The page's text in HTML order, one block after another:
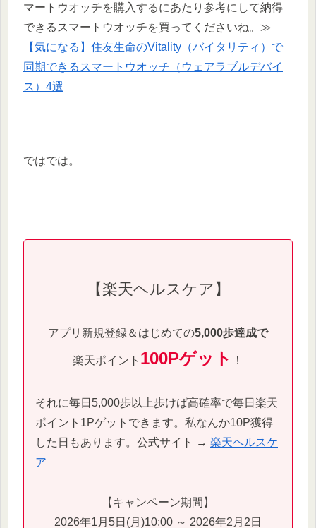
マートウオッチを購入するにあたり参考にして納得
できるスマートウオッチを買ってくださいね。≫
【気になる】住友生命のVitality（バイタリティ）で
同期できるスマートウオッチ（ウェアラブルデバイ
ス）4選
ではでは。
【楽天ヘルスケア】
アプリ新規登録＆はじめての5,000歩達成で
楽天ポイント 100Pゲット ！
それに毎日5,000歩以上歩けば高確率で毎日楽天
ポイント1Pゲットできます。私なんか10P獲得
した日もあります。公式サイト → 楽天ヘルスケ
ア
【キャンペーン期間】
2026年1月5日(月)10:00 ～ 2026年2月2日